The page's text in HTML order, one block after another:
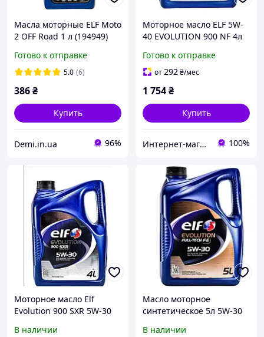
Масла моторные ELF Moto
2 OFF Road 1 л (194949)
Готово к отправке
5.0 (6)
386₴
Купить
Demi.in.ua 96%
Моторное масло ELF 5W-
40 EVOLUTION 900 NF 4л
Готово к отправке
от292₴/мес
1 754₴
Купить
Интернет-магазин автозапчастей "Мир бусов" 100%
Моторное масло Elf
Evolution 900 SXR 5W-30
(194839 / 213894)
В наличии
Масло моторное
синтетическое 5л 5W-30
(194908-ELF)
В наличии